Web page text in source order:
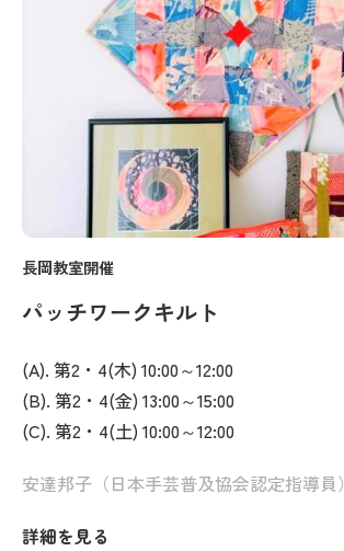
長岡教室開催
パッチワークキルト
(A). 第2・4(木) 10:00～12:00
(B). 第2・4(金) 13:00～15:00
(C). 第2・4(土) 10:00～12:00
安達邦子（日本手芸普及協会認定指導員）
詳細を見る